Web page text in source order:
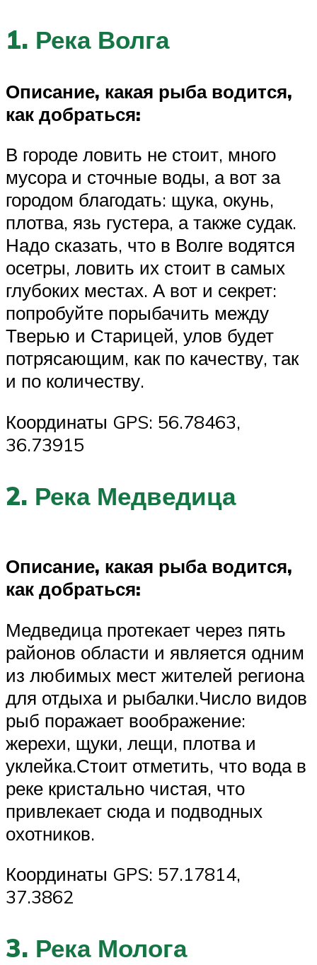
1. Река Волга
Описание, какая рыба водится,
как добраться:
В городе ловить не стоит, много
мусора и сточные воды, а вот за
городом благодать: щука, окунь,
плотва, язь густера, а также судак.
Надо сказать, что в Волге водятся
осетры, ловить их стоит в самых
глубоких местах. А вот и секрет:
попробуйте порыбачить между
Тверью и Старицей, улов будет
потрясающим, как по качеству, так
и по количеству.
Координаты GPS: 56.78463,
36.73915
2. Река Медведица
Описание, какая рыба водится,
как добраться:
Медведица протекает через пять
районов области и является одним
из любимых мест жителей региона
для отдыха и рыбалки.Число видов
рыб поражает воображение:
жерехи, щуки, лещи, плотва и
уклейка.Стоит отметить, что вода в
реке кристально чистая, что
привлекает сюда и подводных
охотников.
Координаты GPS: 57.17814,
37.3862
3. Река Молога